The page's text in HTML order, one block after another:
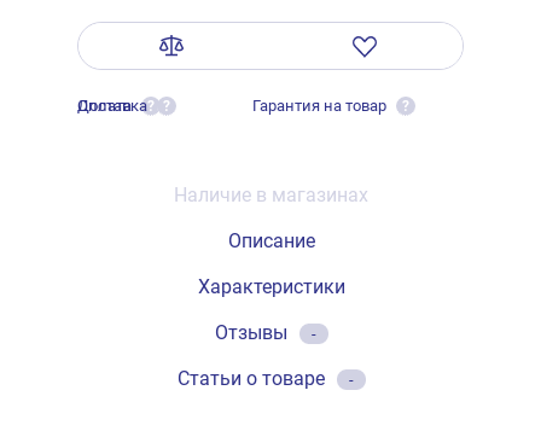
Оплата ?
Доставка ? Гарантия на товар ?
Наличие в магазинах
Описание
Характеристики
Отзывы
-
Статьи о товаре -